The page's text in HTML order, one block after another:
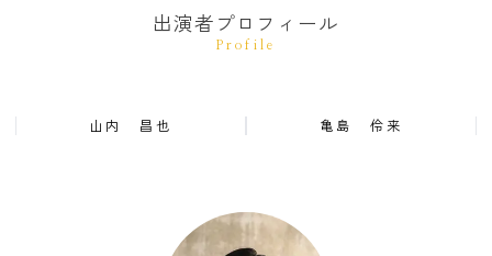
出演者プロフィール
Profile
山内 昌也 亀島 伶来